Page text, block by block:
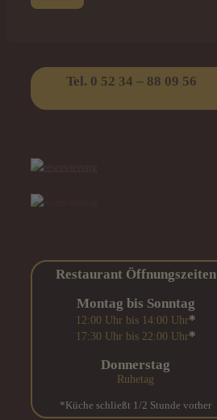
Tel. 0 52 34 – 88 09 56
Restaurant Öffnungszeiten
Montag bis Sonntag
12:00 Uhr bis 14:00 Uhr*
17:30 Uhr bis 22:00 Uhr*
Donnerstag
Ruhetag
*Küche schließt 1/2 Stunde vorher